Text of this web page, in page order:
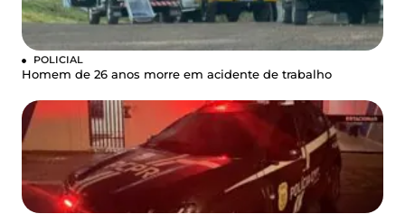
POLICIAL
Homem de 26 anos morre em acidente de trabalho